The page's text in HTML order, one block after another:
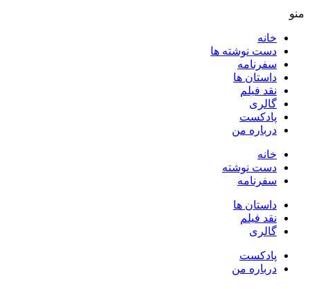
منو
خانه
دست نوشته ها
سفرنامه
داستان ها
نقد فیلم
گالری
پادکست
درباره من
خانه
دست نوشته
سفرنامه
داستان ها
نقد فیلم
گالری
پادکست
درباره من